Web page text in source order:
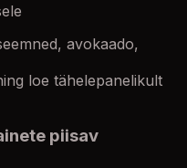
avokaado,
loe tähelepanelikult
piisav